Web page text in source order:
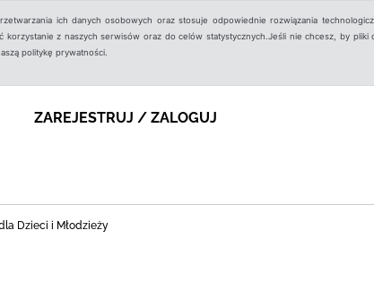
ich danych osobowych oraz stosuje odpowiednie rozwiązania
z naszych serwisów oraz do celów statystycznych.Jeśli nie chcesz, by pliki
politykę prywatności.
ZAREJESTRUJ / ZALOGUJ
Dzieci i Młodzieży